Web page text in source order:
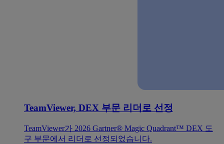
TeamViewer, DEX 부문 리더로 선정
TeamViewer가 2026 Gartner® Magic Quadrant™ DEX 도
구 부문에서 리더로 선정되었습니다.